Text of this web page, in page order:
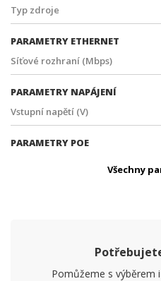
Typ zdroje
PARAMETRY ETHERNET
Síťové rozhraní (Mbps)
PARAMETRY NAPÁJENÍ
Vstupní napětí (V)
PARAMETRY POE
Všechny
Pomůžeme s výběrem